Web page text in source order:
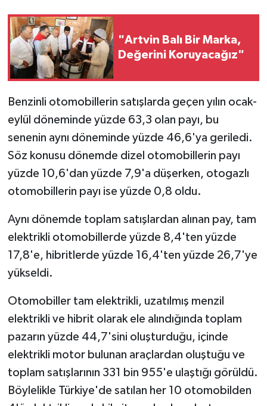
"Artvin Balı Bir Marka,
Değerini Koruyacağız"
Benzinli otomobillerin satışlarda geçen yılın ocak-
eylül döneminde yüzde 63,3 olan payı, bu
senenin aynı döneminde yüzde 46,6'ya geriledi.
Söz konusu dönemde dizel otomobillerin payı
yüzde 10,6'dan yüzde 7,9'a düşerken, otogazlı
otomobillerin payı ise yüzde 0,8 oldu.
Aynı dönemde toplam satışlardan alınan pay, tam
elektrikli otomobillerde yüzde 8,4'ten yüzde
17,8'e, hibritlerde yüzde 16,4'ten yüzde 26,7'ye
yükseldi.
Otomobiller tam elektrikli, uzatılmış menzil
elektrikli ve hibrit olarak ele alındığında toplam
pazarın yüzde 44,7'sini oluşturduğu, içinde
elektrikli motor bulunan araçlardan oluştuğu ve
toplam satışlarının 331 bin 955'e ulaştığı görüldü.
Böylelikle Türkiye'de satılan her 10 otomobilden